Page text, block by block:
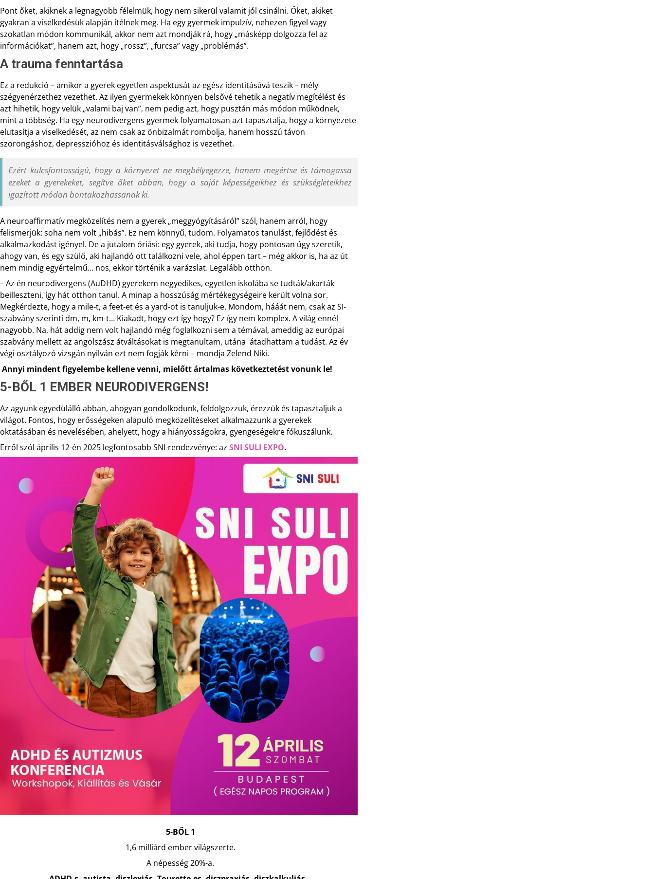
Pont őket, akiknek a legnagyobb félelmük, hogy nem sikerül valamit jól csinálni. Őket, akiket
gyakran a viselkedésük alapján ítélnek meg. Ha egy gyermek impulzív, nehezen figyel vagy
szokatlan módon kommunikál, akkor nem azt mondják rá, hogy „másképp dolgozza fel az
információkat”, hanem azt, hogy „rossz”, „furcsa” vagy „problémás”.
A trauma fenntartása
Ez a redukció – amikor a gyerek egyetlen aspektusát az egész identitásává teszik – mély
szégyenérzethez vezethet. Az ilyen gyermekek könnyen belsővé tehetik a negatív megítélést és
azt hihetik, hogy velük „valami baj van”, nem pedig azt, hogy pusztán más módon működnek,
mint a többség. Ha egy neurodivergens gyermek folyamatosan azt tapasztalja, hogy a környezete
elutasítja a viselkedését, az nem csak az önbizalmát rombolja, hanem hosszú távon
szorongáshoz, depresszióhoz és identitásválsághoz is vezethet.
Ezért kulcsfontosságú, hogy a környezet ne megbélyegezze, hanem megértse és támogassa
ezeket a gyerekeket, segítve őket abban, hogy a saját képességeikhez és szükségleteikhez
igazított módon bontakozhassanak ki.
A neuroaffirmatív megközelítés nem a gyerek „meggyógyításáról” szól, hanem arról, hogy
felismerjük: soha nem volt „hibás”. Ez nem könnyű, tudom. Folyamatos tanulást, fejlődést és
alkalmazkodást igényel. De a jutalom óriási: egy gyerek, aki tudja, hogy pontosan úgy szeretik,
ahogy van, és egy szülő, aki hajlandó ott találkozni vele, ahol éppen tart – még akkor is, ha az út
nem mindig egyértelmű… nos, ekkor történik a varázslat. Legalább otthon.
– Az én neurodivergens (AuDHD) gyerekem negyedikes, egyetlen iskolába se tudták/akarták
beilleszteni, így hát otthon tanul. A minap a hosszúság mértékegységeire került volna sor.
Megkérdezte, hogy a mile-t, a feet-et és a yard-ot is tanuljuk-e. Mondom, hááát nem, csak az SI-
szabvány szerinti dm, m, km-t… Kiakadt, hogy ezt így hogy? Ez így nem komplex. A világ ennél
nagyobb. Na, hát addig nem volt hajlandó még foglalkozni sem a témával, ameddig az európai
szabvány mellett az angolszász átváltásokat is megtanultam, utána átadhattam a tudást. Az év
végi osztályozó vizsgán nyilván ezt nem fogják kérni – mondja Zelend Niki.
Annyi mindent figyelembe kellene venni, mielőtt ártalmas következtetést vonunk le!
5-BŐL 1 EMBER NEURODIVERGENS!
Az agyunk egyedülálló abban, ahogyan gondolkodunk, feldolgozzuk, érezzük és tapasztaljuk a
világot. Fontos, hogy erősségeken alapuló megközelítéseket alkalmazzunk a gyerekek
oktatásában és nevelésében, ahelyett, hogy a hiányosságokra, gyengeségekre fókuszálunk.
Erről szól április 12-én 2025 legfontosabb SNI-rendezvénye: az SNI SULI EXPO.
5-BŐL 1
1,6 milliárd ember világszerte.
A népesség 20%-a.